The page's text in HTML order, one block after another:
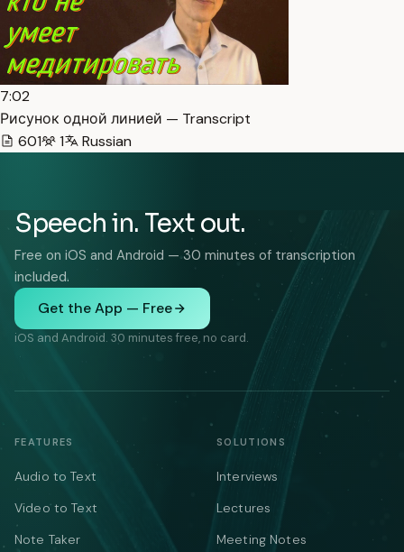
7:02
Рисунок одной линией — Transcript
601
1 Russian
Speech in. Text out.
Free on iOS and Android — 30 minutes of transcription
included.
Get the App — Free
iOS and Android. 30 minutes free, no card.
FEATURES
Audio to Text
Video to Text
Note Taker
SOLUTIONS
Interviews
Lectures
Meeting Notes